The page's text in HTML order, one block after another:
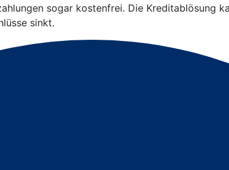
sogar kostenfrei. Die Kreditablösung
sinkt.